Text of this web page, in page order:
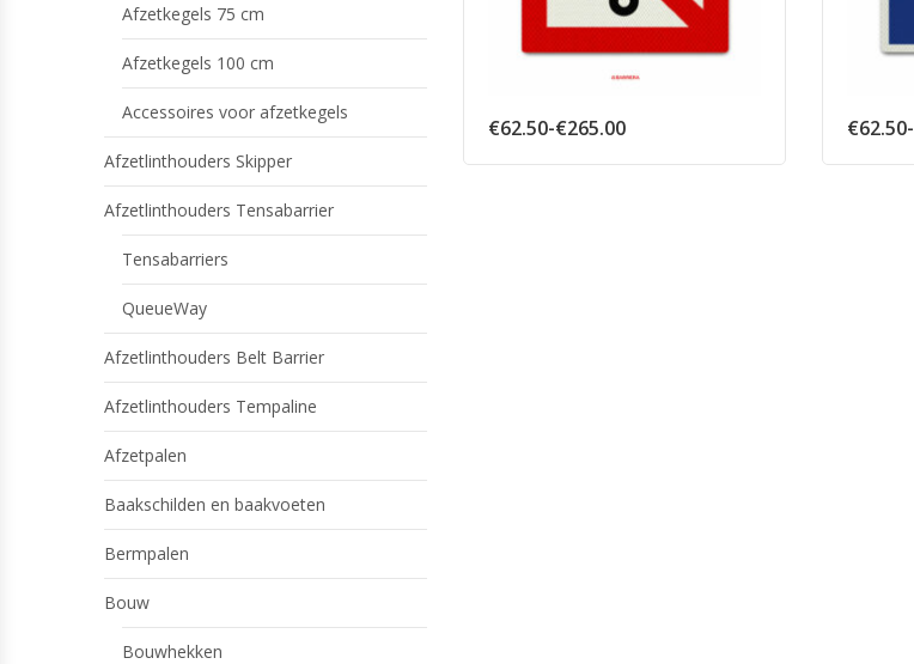
€62.50-€265.00Prijsklasse:
€62.50-
Afzetkegels 75 cm
Afzetkegels 100 cm
Accessoires voor afzetkegels
Afzetlinthouders Skipper
Afzetlinthouders Tensabarrier
Tensabarriers
QueueWay
Afzetlinthouders Belt Barrier
Afzetlinthouders Tempaline
Afzetpalen
Baakschilden en baakvoeten
Bermpalen
Bouw
Bouwhekken